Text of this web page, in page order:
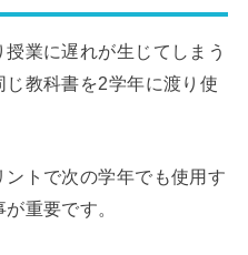
業に遅れが生じてしまう
教科書を2学年に渡り使
トで次の学年でも使用す
重要です。